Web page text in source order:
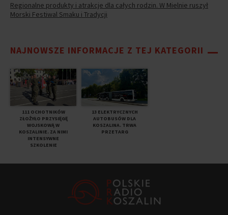
Regionalne produkty i atrakcje dla całych rodzin. W Mielnie ruszył
Morski Festiwal Smaku i Tradycji
NAJNOWSZE INFORMACJE Z TEJ KATEGORII
111 OCHOTNIKÓW
ZŁOŻYŁO PRZYSIĘGĘ
WOJSKOWĄ W
KOSZALINIE. ZA NIMI
INTENSYWNE
SZKOLENIE
13 ELEKTRYCZNYCH
AUTOBUSÓW DLA
KOSZALINA. TRWA
PRZETARG